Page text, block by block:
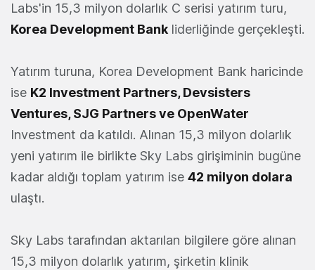
Labs'in 15,3 milyon dolarlık C serisi yatırım turu,
Korea Development Bank liderliğinde gerçekleşti.
Yatırım turuna, Korea Development Bank haricinde
ise K2 Investment Partners, Devsisters
Ventures, SJG Partners ve OpenWater
Investment da katıldı. Alınan 15,3 milyon dolarlık
yeni yatırım ile birlikte Sky Labs girişiminin bugüne
kadar aldığı toplam yatırım ise 42 milyon dolara
ulaştı.
Sky Labs tarafından aktarılan bilgilere göre alınan
15,3 milyon dolarlık yatırım, şirketin klinik